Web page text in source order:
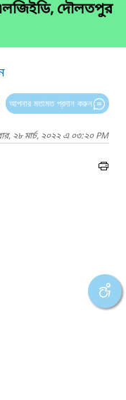
দৌলতপুর
আপনার মতামত প্রদান করুন
২৮ মার্চ, ২০২২ এ ০৩:২০ PM